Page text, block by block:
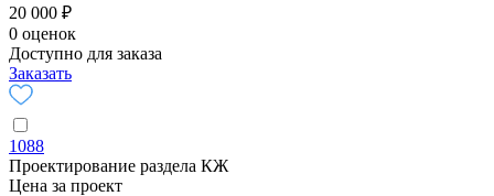
20 000 ₽
0 оценок
Доступно для заказа
Заказать
1088
Проектирование раздела КЖ
Цена за проект